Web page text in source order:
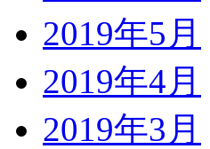
2019年5月
2019年4月
2019年3月